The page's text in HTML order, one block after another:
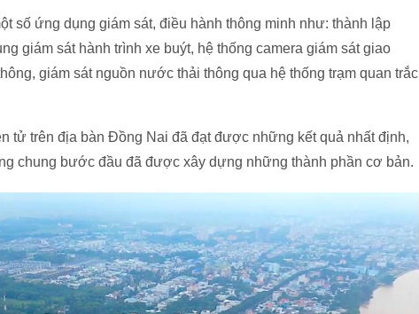
số ứng dụng giám sát, điều hành thông minh như: thành lập
giám sát hành trình xe buýt, hệ thống camera giám sát giao
giám sát nguồn nước thải thông qua hệ thống trạm quan trắc
tử trên địa bàn Đồng Nai đã đạt được những kết quả nhất định,
chung bước đầu đã được xây dựng những thành phần cơ bản.